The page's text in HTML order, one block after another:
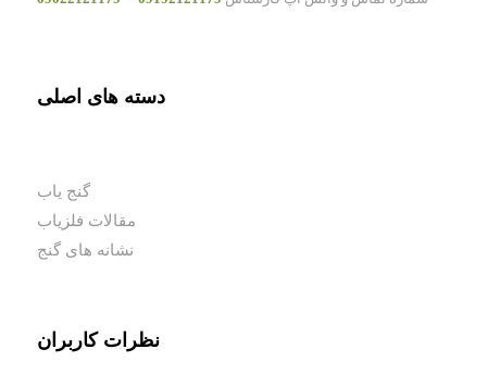
دسته های اصلی
گنج یاب
مقالات فلزیاب
نشانه های گنج
نظرات کاربران